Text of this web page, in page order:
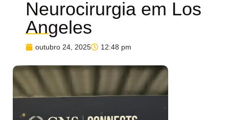
Neurocirurgia em Los
Angeles
outubro 24, 2025 12:48 pm